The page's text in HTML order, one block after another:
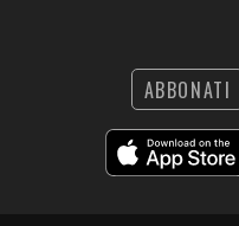
ABBONATI